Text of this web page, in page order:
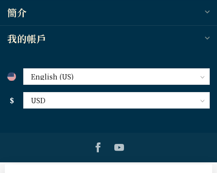
簡介
我的帳戶
$